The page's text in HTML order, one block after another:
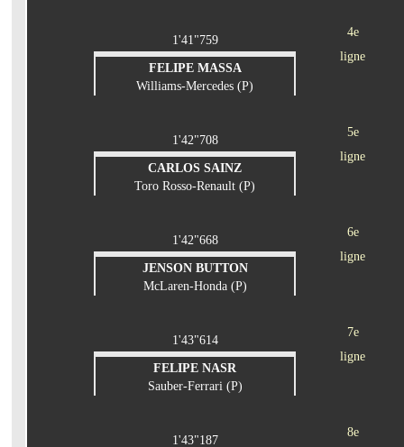
4e
ligne
1'41"759
FELIPE MASSA
Williams-Mercedes (P)
5e
ligne
1'42"708
CARLOS SAINZ
Toro Rosso-Renault (P)
6e
ligne
1'42"668
JENSON BUTTON
McLaren-Honda (P)
7e
ligne
1'43"614
FELIPE NASR
Sauber-Ferrari (P)
8e
1'43"187